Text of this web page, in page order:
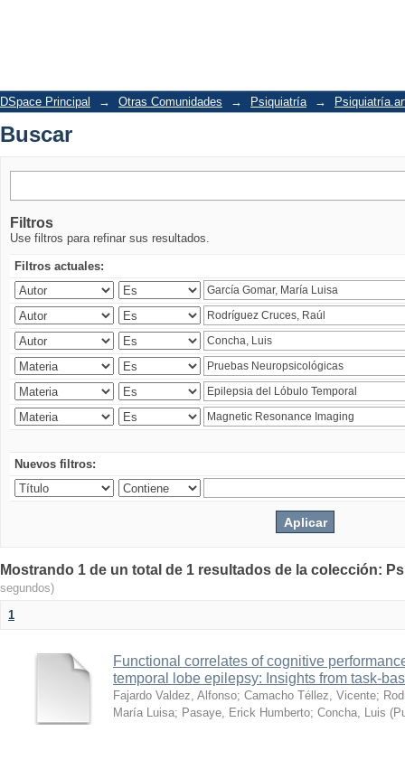
DSpace Principal → Otras Comunidades → Psiquiatría →
Buscar
Filtros
Use filtros para refinar sus resultados.
Filtros actuales:
Nuevos filtros:
Mostrando 1 de un total de 1 resultados de la colección:
segundos)
1
Functional correlates of cognitive
temporal lobe epilepsy: Insights from task-
Fajardo Valdez, Alfonso; Camacho Téllez, Vicente;
María Luisa; Pasaye, Erick Humberto; Concha, Luis (